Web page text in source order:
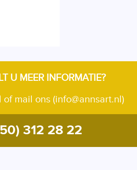
U MEER INFORMATIE?
of mail ons (info@annsart.nl)
312 28 22